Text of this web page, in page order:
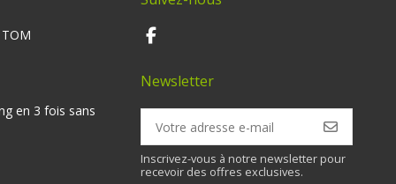
en 3 fois sans
Newsletter
Inscrivez-vous à notre newsletter pour
recevoir des offres exclusives.